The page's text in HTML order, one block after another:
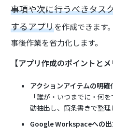
事項や次に行うべきタス
するアプリを作成できます
事後作業を省力化します。
【アプリ作成のポイントとメ
アクションアイテムの明確
「誰が・いつまでに・何
動抽出し、箇条書きで整理
Google Workspaceへの出